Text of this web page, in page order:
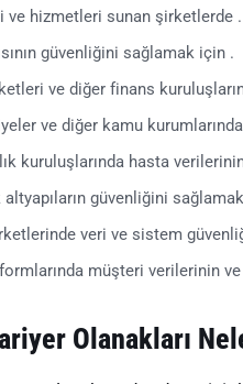
ve hizmetleri sunan şirketlerde .
güvenliğini sağlamak için .
ve diğer finans
ve diğer kamu
kuruluşlarında hasta
güvenliğini
veri ve sistem
müşteri verilerinin
Olanakları